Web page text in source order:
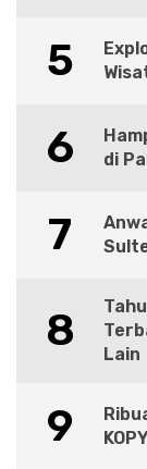
5
6
di
7
8
Lain
9
Ribuan